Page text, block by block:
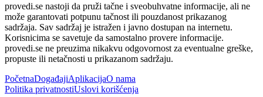
provedi.se nastoji da pruži tačne i sveobuhvatne informacije, ali ne
može garantovati potpunu tačnost ili pouzdanost prikazanog
sadržaja. Sav sadržaj je istražen i javno dostupan na internetu.
Korisnicima se savetuje da samostalno provere informacije.
provedi.se ne preuzima nikakvu odgovornost za eventualne greške,
propuste ili netačnosti u prikazanom sadržaju.
PočetnaDogađajiAplikacijaO nama
Politika privatnostiUslovi korišćenja